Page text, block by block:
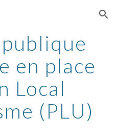
Skip to navigation
en place
Local
(PLU)